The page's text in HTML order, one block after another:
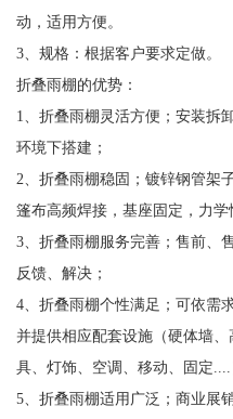
动，适用方便。
3、规格：根据客户要求定做。
折叠雨棚的优势：
1、折叠雨棚灵活方便；安装拆
环境下搭建；
2、折叠雨棚稳固；镀锌钢管架
篷布高频焊接，基座固定，力学
3、折叠雨棚服务完善；售前、
反馈、解决；
4、折叠雨棚个性满足；可依需
并提供相应配套设施（硬体墙
具、灯饰、空调、移动、固定....
5、折叠雨棚适用广泛；商业展